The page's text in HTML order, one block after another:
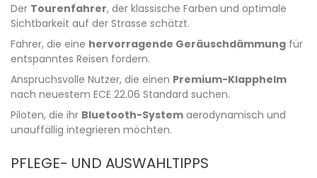
Der Tourenfahrer, der klassische Farben und optimale
Sichtbarkeit auf der Strasse schätzt.
Fahrer, die eine hervorragende Geräuschdämmung für
entspanntes Reisen fordern.
Anspruchsvolle Nutzer, die einen Premium-Klapphelm
nach neuestem ECE 22.06 Standard suchen.
Piloten, die ihr Bluetooth-System aerodynamisch und
unauffällig integrieren möchten.
PFLEGE- UND AUSWAHLTIPPS